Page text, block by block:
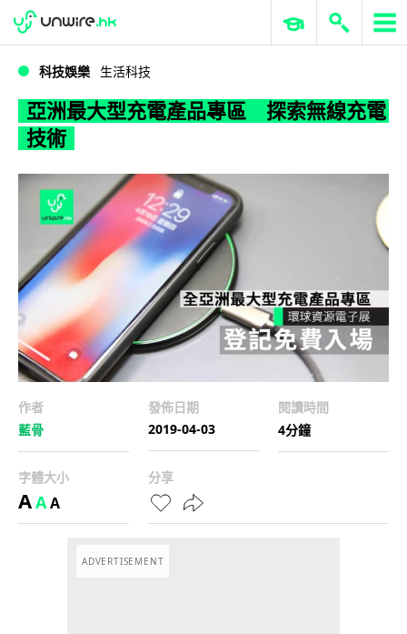
亞洲最大型充電產品專區 探索無線充電技術
WWDC 2026 ERP 與商業 AI
科技娛樂 生活科技
亞洲最大型充電產品專區 探索無線充電
技術
作者
藍骨
發佈日期
2019-04-03
閱讀時間
4分鐘
字體大小
AAA
分享
ADVERTISEMENT